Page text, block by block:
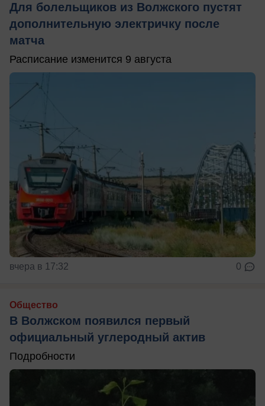
Для болельщиков из Волжского пустят
дополнительную электричку после
матча
Расписание изменится 9 августа
вчера в 17:32 0
Общество
В Волжском появился первый
официальный углеродный актив
Подробности